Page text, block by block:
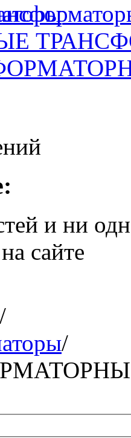
и ни
сайте
/
/